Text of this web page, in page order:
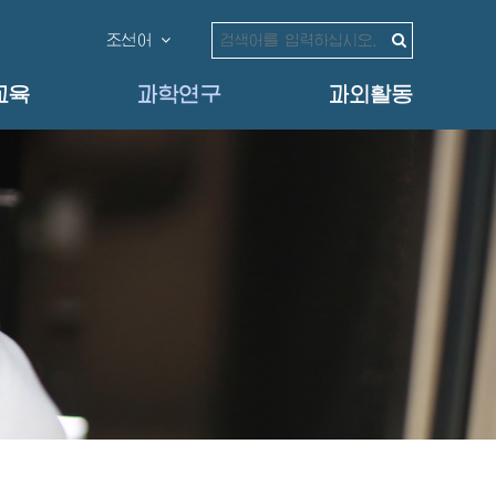
조선어
육 과학연구 과외활동